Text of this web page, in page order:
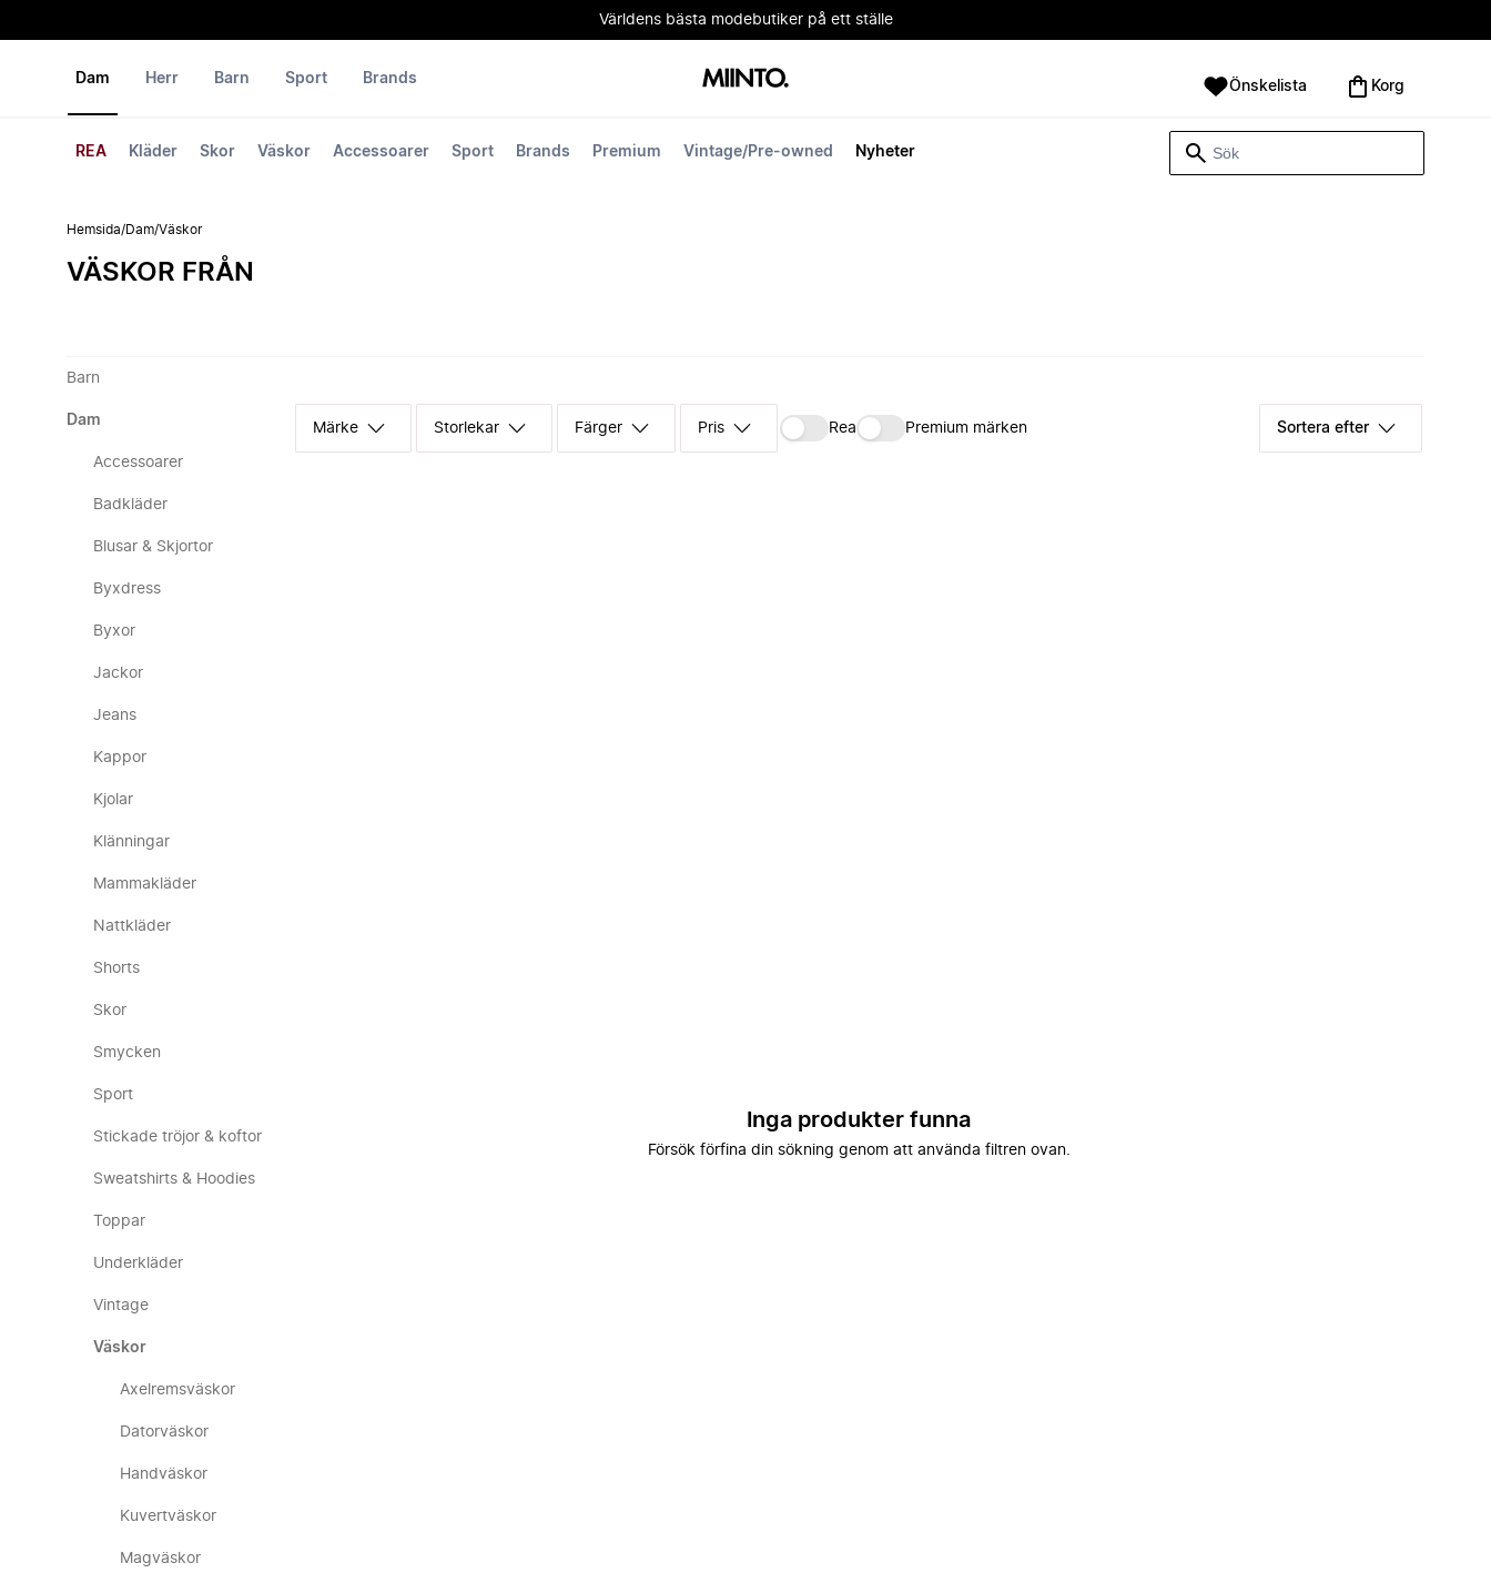
Världens bästa modebutiker på ett ställe
Dam
REA Kläder Skor Väskor Accessoarer Sport Brands Premium Vintage/Pre-owned Nyheter
Herr Barn Sport Brands Önskelista Korg
Hemsida/Dam/Väskor
VÄSKOR FRÅN
Barn
Dam
Accessoarer
Badkläder
Blusar & Skjortor
Byxdress
Byxor
Jackor
Jeans
Kappor
Kjolar
Klänningar
Mammakläder
Nattkläder
Shorts
Skor
Smycken
Sport
Stickade tröjor & koftor
Sweatshirts & Hoodies
Toppar
Underkläder
Vintage
Väskor
Axelremsväskor
Datorväskor
Handväskor
Kuvertväskor
Magväskor
Märke Storlekar Färger Pris Rea Premium märken Sortera efter
Inga produkter funna
Försök förfina din sökning genom att använda filtren ovan.